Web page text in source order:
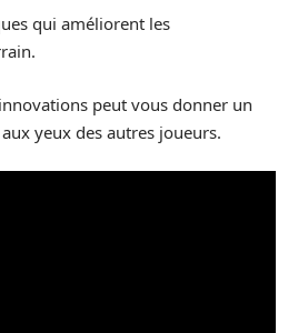
qui améliorent les
peut vous donner un
yeux des autres joueurs.